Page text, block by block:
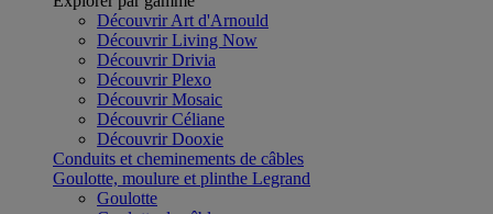
Découvrir Art d'Arnould
Découvrir Living Now
Découvrir Drivia
Découvrir Plexo
Découvrir Mosaic
Découvrir Céliane
Découvrir Dooxie
Conduits et cheminements de câbles
Goulotte, moulure et plinthe Legrand
Goulotte